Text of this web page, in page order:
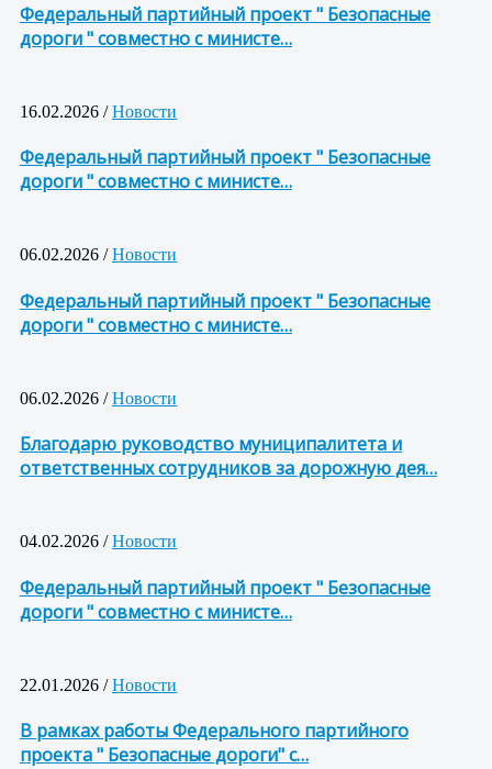
Федеральный партийный проект " Безопасные
дороги " совместно с министе…
16.02.2026 /Новости
Федеральный партийный проект " Безопасные
дороги " совместно с министе…
06.02.2026 /Новости
Федеральный партийный проект " Безопасные
дороги " совместно с министе…
06.02.2026 /Новости
Благодарю руководство муниципалитета и
ответственных сотрудников за дорожную дея…
04.02.2026 /Новости
Федеральный партийный проект " Безопасные
дороги " совместно с министе…
22.01.2026 /Новости
В рамках работы Федерального партийного
проекта " Безопасные дороги" с…